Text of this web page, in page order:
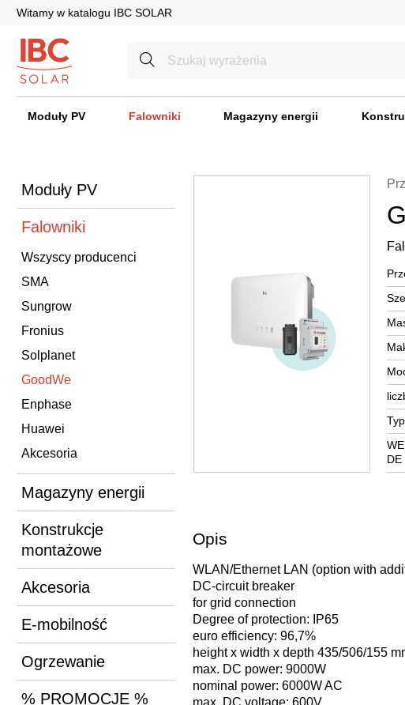
Witamy w katalogu IBC SOLAR
Moduły PV Falowniki Magazyny energii
Moduły PV
Falowniki
Wszyscy producenci
SMA
Sungrow
Fronius
Solplanet
GoodWe
Enphase
Huawei
Akcesoria
Magazyny energii
Konstrukcje
montażowe
Akcesoria
E-mobilność
Ogrzewanie
% PROMOCJE %
DE
Opis
WLAN/Ethernet LAN (option with
DC-circuit breaker
for grid connection
Degree of protection: IP65
euro efficiency: 96,7%
height x width x depth 435/506/155
max. DC power: 9000W
nominal power: 6000W AC
max. DC voltage: 600V